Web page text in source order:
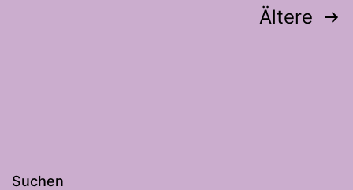
Seitennummerierung
Ältere
Suchen